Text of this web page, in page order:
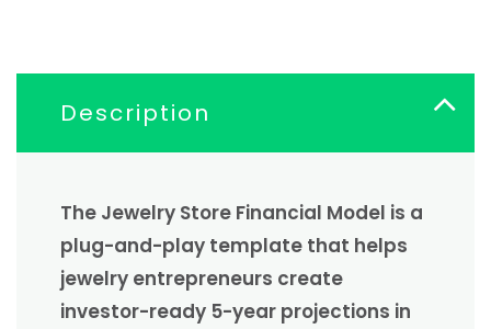
Description
The Jewelry Store Financial Model is a
plug-and-play template that helps
jewelry entrepreneurs create
investor-ready 5-year projections in